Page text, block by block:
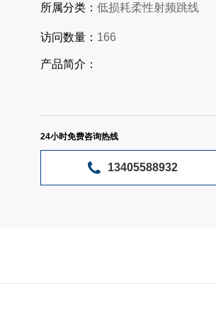
所属分类：低损耗柔性射频跳线
访问数量： 166
产品简介：
24小时免费咨询热线
13405588932